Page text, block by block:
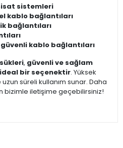
sistemleri
kablo bağlantıları
bağlantıları
kablo bağlantıları
, güvenli ve sağlam
bir seçenektir. Yüksek
uzun süreli kullanım sunar. Daha
bizimle iletişime geçebilirsiniz!